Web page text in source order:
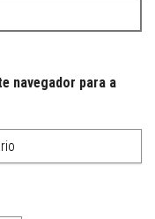
navegador para a